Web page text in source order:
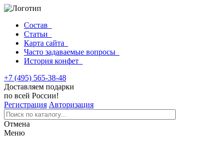
Состав
Статьи
Карта сайта
Часто задаваемые вопросы
История конфет
+7 (495) 565-38-48
Доставляем подарки
по всей России!
Регистрация Авторизация
Отмена
Меню